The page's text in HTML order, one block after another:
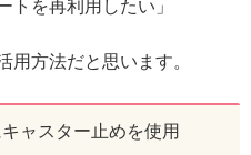
トを再利用したい」
用方法だと思います。
ャスター止めを使用